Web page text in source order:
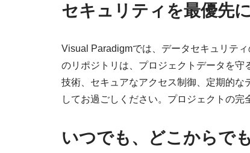
セキュリティを最優先に
Visual Paradigmでは、データセキュリテ
のリポジトリは、プロジェクトデータを
技術、セキュアなアクセス制御、定期的
してお過ごしください。プロジェクトの完
いつでも、どこからで